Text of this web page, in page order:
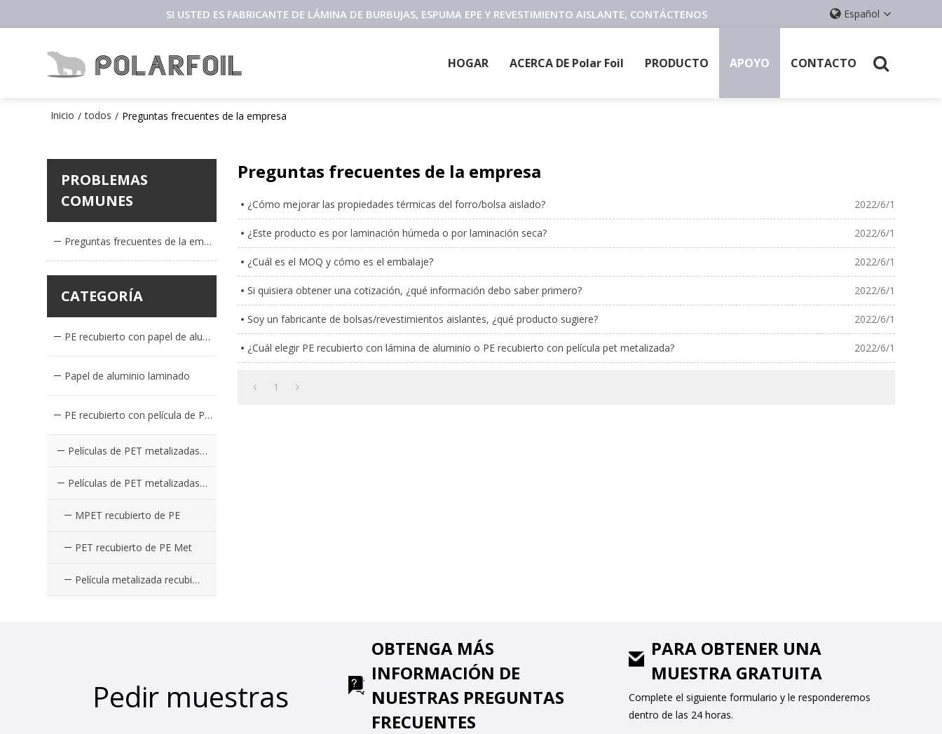
SI USTED ES FABRICANTE DE LÁMINA DE BURBUJAS, ESPUMA EPE Y REVESTIMIENTO AISLANTE, CONTÁCTENOS Español
HOGAR ACERCA DE Polar Foil PRODUCTO APOYO CONTACTO
Inicio / todos / Preguntas frecuentes de la empresa
PROBLEMAS
COMUNES
Preguntas frecuentes de la empresa
CATEGORÍA
PE recubierto con papel de aluminio
Papel de aluminio laminado
PE recubierto con película de PET metalizado
Películas de PET metalizadas coloreadas PE recubierto
Películas de PET metalizadas plateadas recubiertas de PE
MPET recubierto de PE
PET recubierto de PE Met
Película metalizada recubierta de PE
Preguntas frecuentes de la empresa
¿Cómo mejorar las propiedades térmicas del forro/bolsa aislado? 2022/6/1
¿Este producto es por laminación húmeda o por laminación seca? 2022/6/1
¿Cuál es el MOQ y cómo es el embalaje? 2022/6/1
Si quisiera obtener una cotización, ¿qué información debo saber primero? 2022/6/1
Soy un fabricante de bolsas/revestimientos aislantes, ¿qué producto sugiere? 2022/6/1
¿Cuál elegir PE recubierto con lámina de aluminio o PE recubierto con película pet metalizada? 2022/6/1
1
Pedir muestras
OBTENGA MÁS
INFORMACIÓN DE
NUESTRAS PREGUNTAS
FRECUENTES
PARA OBTENER UNA
MUESTRA GRATUITA
Complete el siguiente formulario y le responderemos
dentro de las 24 horas.